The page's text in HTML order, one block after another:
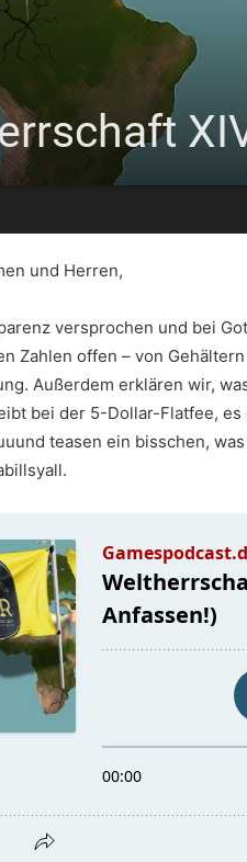
und Herren,
versprochen und bei
Zahlen offen – von
Außerdem erklären wir,
bei der 5-Dollar-Flatfee,
teasen ein bisschen,